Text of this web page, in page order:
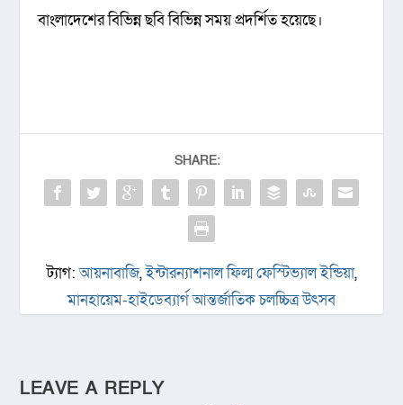
বাংলাদেশের বিভিন্ন ছবি বিভিন্ন সময় প্রদর্শিত হয়েছে।
SHARE:
ট্যাগ:আয়নাবাজি,ইন্টারন্যাশনাল ফিল্ম ফেস্টিভ্যাল ইন্ডিয়া,
মানহায়েম-হাইডেব্যার্গ আন্তর্জাতিক চলচ্চিত্র উৎসব
LEAVE A REPLY